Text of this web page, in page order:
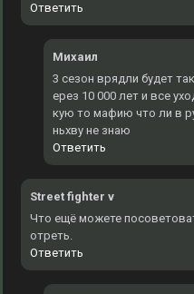
Ответить
Михаил
3 сезон врядли будет
ерез 10 000 лет и все
кую то мафию что ли в
ньхву не знаю
Ответить
Street fighter v
Что ещё можете
отреть.
Ответить